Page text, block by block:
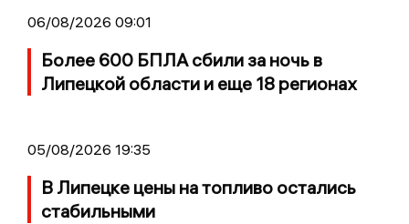
06/08/2026 09:01
Более 600 БПЛА сбили за ночь в
Липецкой области и еще 18 регионах
05/08/2026 19:35
В Липецке цены на топливо остались
стабильными